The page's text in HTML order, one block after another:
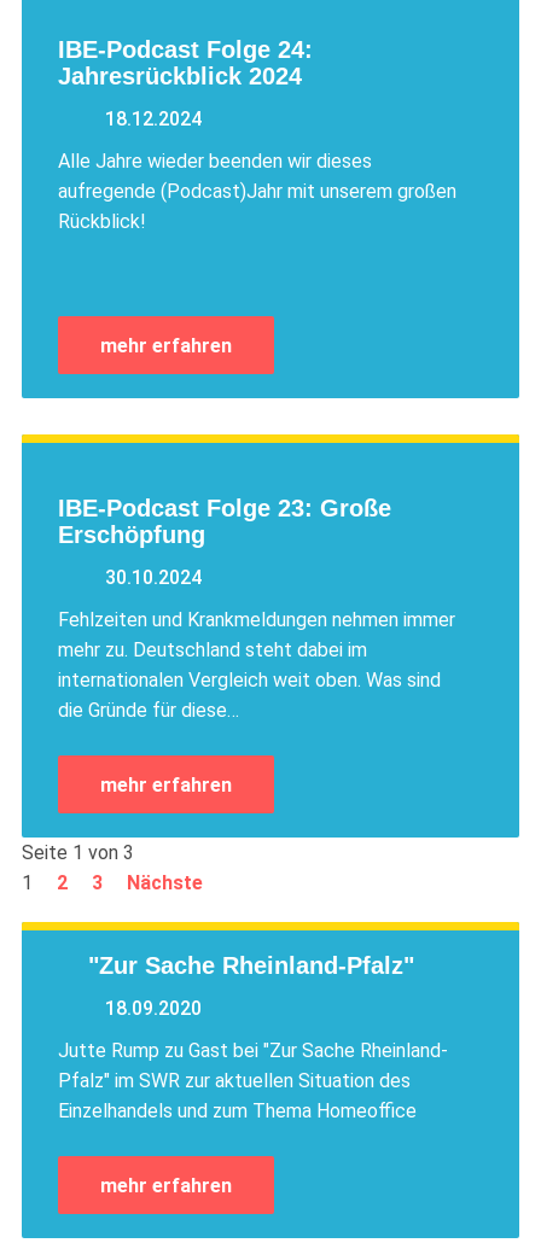
IBE-Podcast Folge 24:
Jahresrückblick 2024
18.12.2024
Alle Jahre wieder beenden wir dieses
aufregende (Podcast)Jahr mit unserem großen
Rückblick!
mehr erfahren
IBE-Podcast Folge 23: Große
Erschöpfung
30.10.2024
Fehlzeiten und Krankmeldungen nehmen immer
mehr zu. Deutschland steht dabei im
internationalen Vergleich weit oben. Was sind
die Gründe für diese…
mehr erfahren
Seite 1 von 3
1
2 3 Nächste
"Zur Sache Rheinland-Pfalz"
18.09.2020
Jutte Rump zu Gast bei "Zur Sache Rheinland-
Pfalz" im SWR zur aktuellen Situation des
Einzelhandels und zum Thema Homeoffice
mehr erfahren